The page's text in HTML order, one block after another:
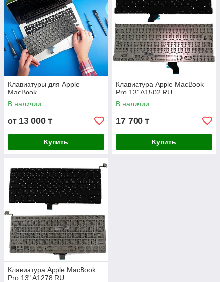
вы всегда можете забрать его на магазине лично за
наличный расчет.
Обращайтесь к нам, ведь мы не боимся трудностей и готовы
привести в порядок любое устройство.
Клавиатуры для Apple
MacBook
В наличии
от 13 000 ₸
Купить
Клавиатура Apple MacBook
Pro 13" A1502 RU
В наличии
17 700 ₸
Купить
Клавиатура Apple MacBook
Pro 13" A1278 RU